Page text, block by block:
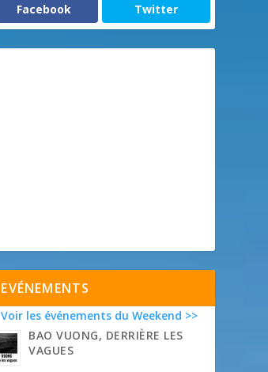
Facebook Twitter
EVÉNEMENTS
Voir les événements du Weekend >>
BAO VUONG, DERRIÈRE LES
VAGUES